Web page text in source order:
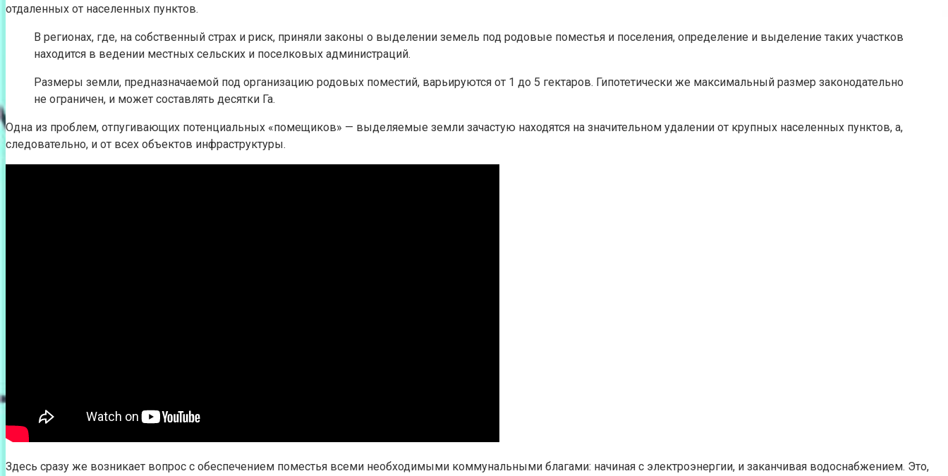
отдаленных от населенных пунктов.
В регионах, где, на собственный страх и риск, приняли законы о выделении земель под родовые поместья и поселения, определение и выделение таких участков
находится в ведении местных сельских и поселковых администраций.
Размеры земли, предназначаемой под организацию родовых поместий, варьируются от 1 до 5 гектаров. Гипотетически же максимальный размер законодательно
не ограничен, и может составлять десятки Га.
Одна из проблем, отпугивающих потенциальных «помещиков» — выделяемые земли зачастую находятся на значительном удалении от крупных населенных пунктов, а,
следовательно, и от всех объектов инфраструктуры.
Здесь сразу же возникает вопрос с обеспечением поместья всеми необходимыми коммунальными благами: начиная с электроэнергии, и заканчивая водоснабжением. Это,